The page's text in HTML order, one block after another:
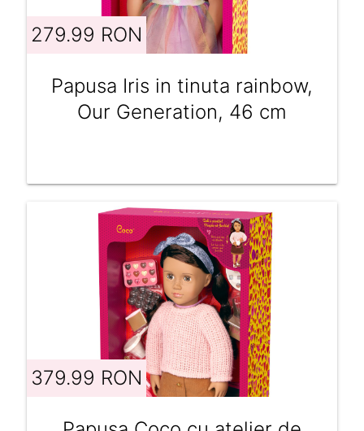
279.99 RON
Papusa Iris in tinuta rainbow,
Our Generation, 46 cm
379.99 RON